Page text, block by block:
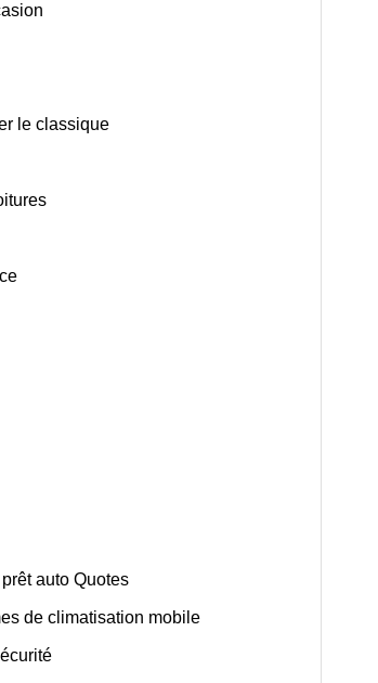
le classique
auto Quotes
de climatisation mobile